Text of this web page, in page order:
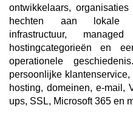
ontwikkelaars,
hechten aan lokale
infrastructuur,
hostingcategorieën en
operationele
persoonlijke
hosting, domeinen, e-mail,
ups, SSL, Microsoft 365 en